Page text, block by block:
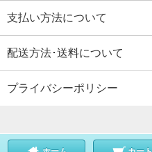
支払い方法について
配送方法･送料について
プライバシーポリシー